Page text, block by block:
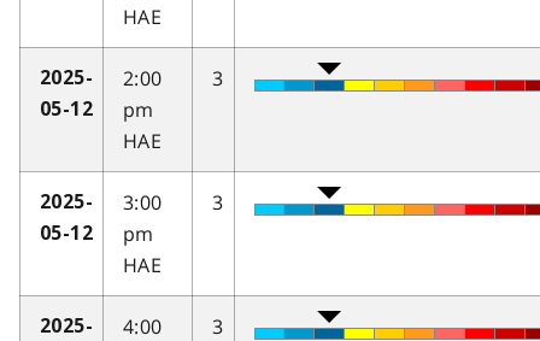
HAE
2025-
05-12
2:00
pm
HAE
3
2025-
05-12
3:00
pm
HAE
3
2025-
4:00
3